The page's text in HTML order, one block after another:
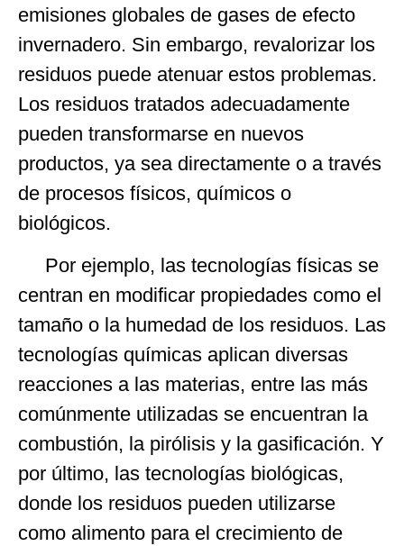
emisiones globales de gases de efecto
invernadero. Sin embargo, revalorizar los
residuos puede atenuar estos problemas.
Los residuos tratados adecuadamente
pueden transformarse en nuevos
productos, ya sea directamente o a través
de procesos físicos, químicos o
biológicos.
Por ejemplo, las tecnologías físicas se
centran en modificar propiedades como el
tamaño o la humedad de los residuos. Las
tecnologías químicas aplican diversas
reacciones a las materias, entre las más
comúnmente utilizadas se encuentran la
combustión, la pirólisis y la gasificación. Y
por último, las tecnologías biológicas,
donde los residuos pueden utilizarse
como alimento para el crecimiento de